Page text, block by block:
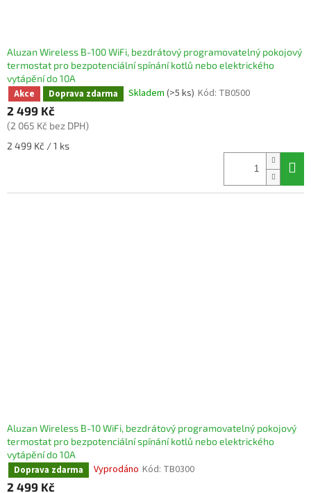
Aluzan Wireless B-100 WiFi, bezdrátový programovatelný pokojový
termostat pro bezpotenciální spínání kotlů nebo elektrického
vytápění do 10A
Akce Doprava zdarma Skladem (>5 ks) Kód: TB0500
2 499 Kč
(2 065 Kč bez DPH)
Měrná
2 499 Kč / 1 ks
Aluzan Wireless B-10 WiFi, bezdrátový programovatelný pokojový
termostat pro bezpotenciální spínání kotlů nebo elektrického
vytápění do 10A
Doprava zdarma Vyprodáno Kód: TB0300
2 499 Kč